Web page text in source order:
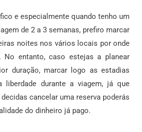
e especialmente quando tenho um
de 2 a 3 semanas, prefiro marcar
noites nos vários locais por onde
No entanto, caso estejas a planear
duração, marcar logo as estadias
liberdade durante a viagem, já que
cancelar uma reserva poderás
do dinheiro já pago.